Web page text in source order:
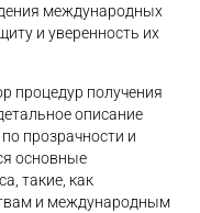
международных
и уверенность их
процедур получения
описание
прозрачности и
основные
такие, как
и международным